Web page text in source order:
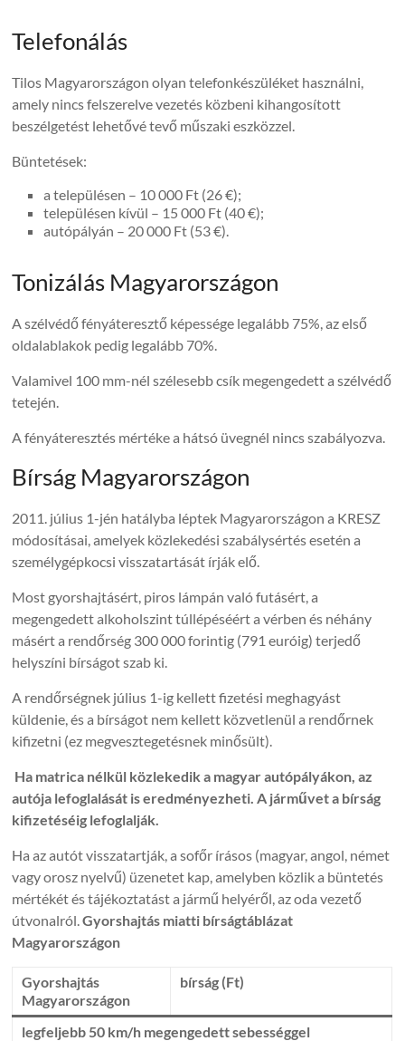
Telefonálás
Tilos Magyarországon olyan telefonkészüléket használni,
amely nincs felszerelve vezetés közbeni kihangosított
beszélgetést lehetővé tevő műszaki eszközzel.
Büntetések:
a településen – 10 000 Ft (26 €);
településen kívül – 15 000 Ft (40 €);
autópályán – 20 000 Ft (53 €).
Tonizálás Magyarországon
A szélvédő fényáteresztő képessége legalább 75%, az első
oldalablakok pedig legalább 70%.
Valamivel 100 mm-nél szélesebb csík megengedett a szélvédő
tetején.
A fényáteresztés mértéke a hátsó üvegnél nincs szabályozva.
Bírság Magyarországon
2011. július 1-jén hatályba léptek Magyarországon a KRESZ
módosításai, amelyek közlekedési szabálysértés esetén a
személygépkocsi visszatartását írják elő.
Most gyorshajtásért, piros lámpán való futásért, a
megengedett alkoholszint túllépéséért a vérben és néhány
másért a rendőrség 300 000 forintig (791 euróig) terjedő
helyszíni bírságot szab ki.
A rendőrségnek július 1-ig kellett fizetési meghagyást
küldenie, és a bírságot nem kellett közvetlenül a rendőrnek
kifizetni (ez megvesztegetésnek minősült).
Ha matrica nélkül közlekedik a magyar autópályákon, az
autója lefoglalását is eredményezheti. A járművet a bírság
kifizetéséig lefoglalják.
Ha az autót visszatartják, a sofőr írásos (magyar, angol, német
vagy orosz nyelvű) üzenetet kap, amelyben közlik a büntetés
mértékét és tájékoztatást a jármű helyéről, az oda vezető
útvonalról.Gyorshajtás miatti bírságtáblázat
Magyarországon
Gyorshajtás
Magyarországon
bírság (Ft)
legfeljebb 50 km/h megengedett sebességgel